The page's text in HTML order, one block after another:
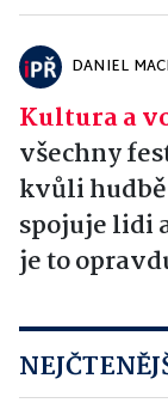
DANIEL
Kultura a
všechny
kvůli
spojuje lidi
je to